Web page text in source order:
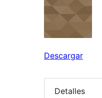
Descargar
Detalles